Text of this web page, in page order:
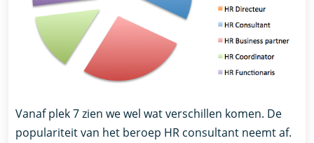
Vanaf plek 7 zien we wel wat verschillen komen. De
populariteit van het beroep HR consultant neemt af.